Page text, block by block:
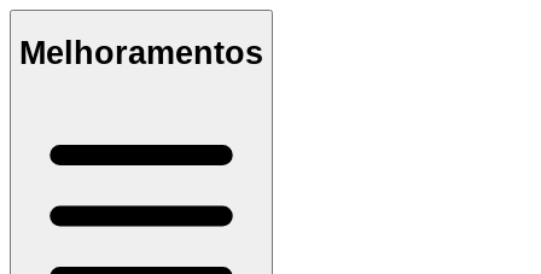
Melhoramentos